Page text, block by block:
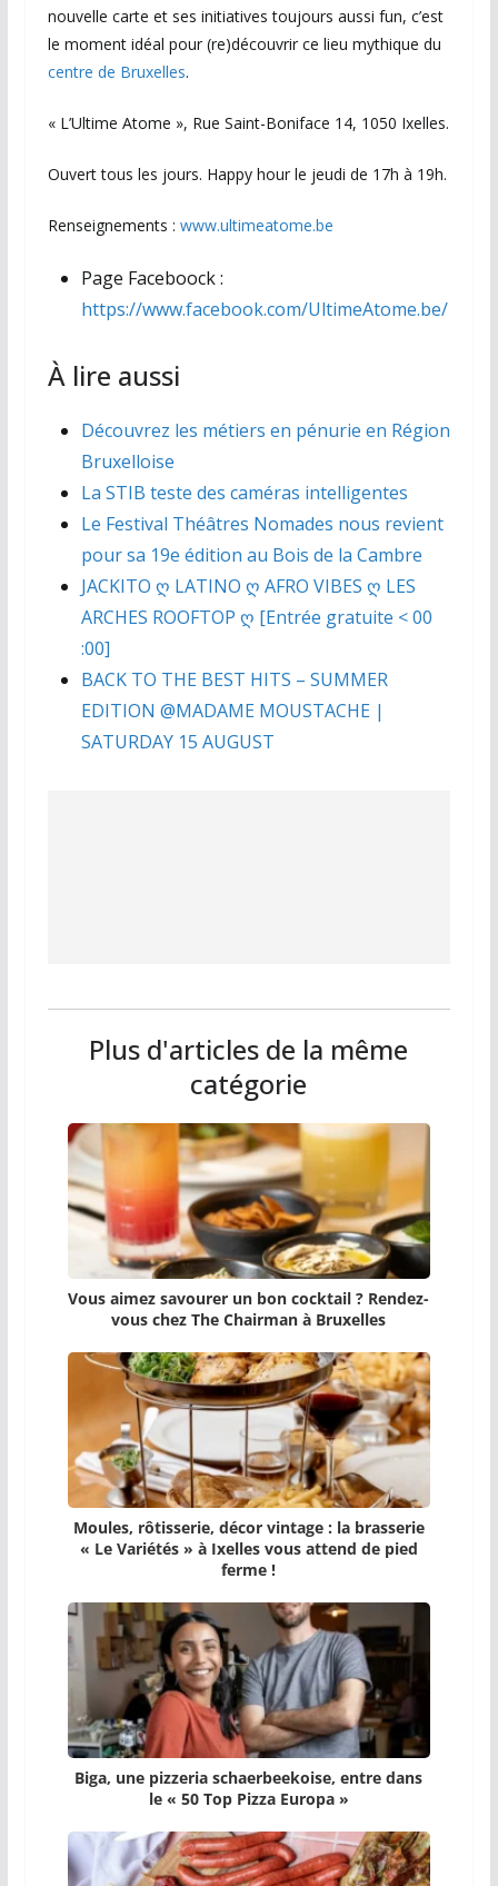
nouvelle carte et ses initiatives toujours aussi fun, c’est
le moment idéal pour (re)découvrir ce lieu mythique du
centre de Bruxelles.
« L’Ultime Atome », Rue Saint-Boniface 14, 1050 Ixelles.
Ouvert tous les jours. Happy hour le jeudi de 17h à 19h.
Renseignements : www.ultimeatome.be
Page Faceboock :
https://www.facebook.com/UltimeAtome.be/
À lire aussi
Découvrez les métiers en pénurie en Région
Bruxelloise
La STIB teste des caméras intelligentes
Le Festival Théâtres Nomades nous revient
pour sa 19e édition au Bois de la Cambre
JACKITO ღ LATINO ღ AFRO VIBES ღ LES
ARCHES ROOFTOP ღ [Entrée gratuite < 00
:00]
BACK TO THE BEST HITS – SUMMER
EDITION @MADAME MOUSTACHE |
SATURDAY 15 AUGUST
Plus d'articles de la même
catégorie
Vous aimez savourer un bon cocktail ? Rendez-
vous chez The Chairman à Bruxelles
Moules, rôtisserie, décor vintage : la brasserie
« Le Variétés » à Ixelles vous attend de pied
ferme !
Biga, une pizzeria schaerbeekoise, entre dans
le « 50 Top Pizza Europa »